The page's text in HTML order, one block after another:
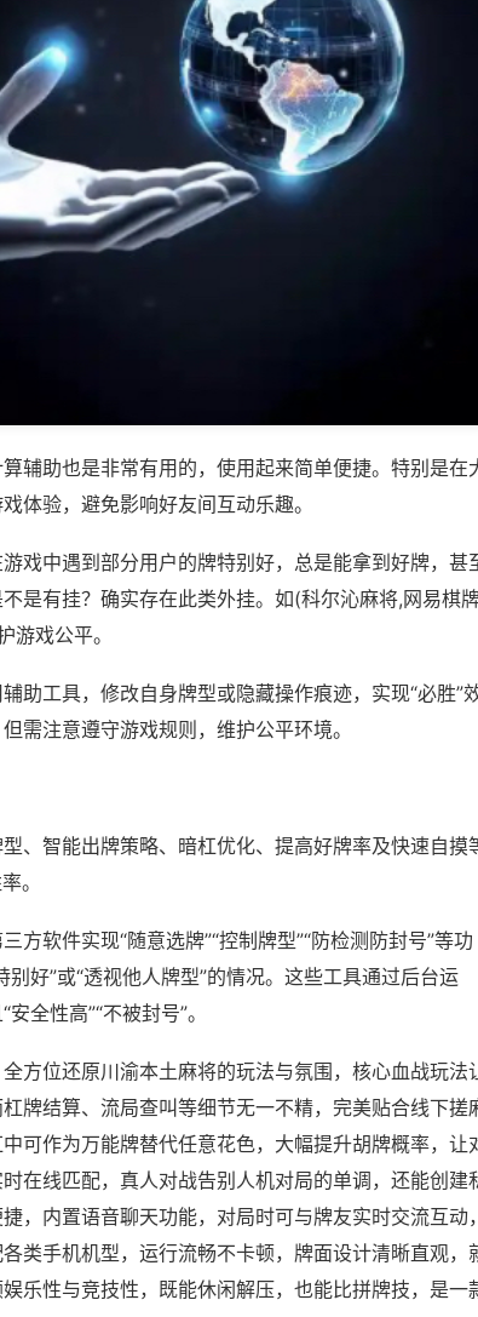
辅助也是非常有用的，使用起来简单便捷。特别是在
体验，避免影响好友间互动乐趣。
戏中遇到部分用户的牌特别好，总是能拿到好牌，甚
是有挂？确实存在此类外挂。如(科尔沁麻将,网易棋
游戏公平。
助工具，修改自身牌型或隐藏操作痕迹，实现“必胜”
需注意遵守游戏规则，维护公平环境。
、智能出牌策略、暗杠优化、提高好牌率及快速自摸
。
方软件实现“随意选牌”“控制牌型”“防检测防封号”等功
好”或“透视他人牌型”的情况。这些工具通过后台运
全性高”“不被封号”。
方位还原川渝本土麻将的玩法与氛围，核心血战玩法
牌结算、流局查叫等细节无一不精，完美贴合线下搓
可作为万能牌替代任意花色，大幅提升胡牌概率，让
在线匹配，真人对战告别人机对局的单调，还能创建
，内置语音聊天功能，对局时可与牌友实时交流互动，
类手机机型，运行流畅不卡顿，牌面设计清晰直观，
乐性与竞技性，既能休闲解压，也能比拼牌技，是一